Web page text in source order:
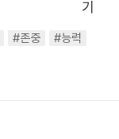
#존중
#능력